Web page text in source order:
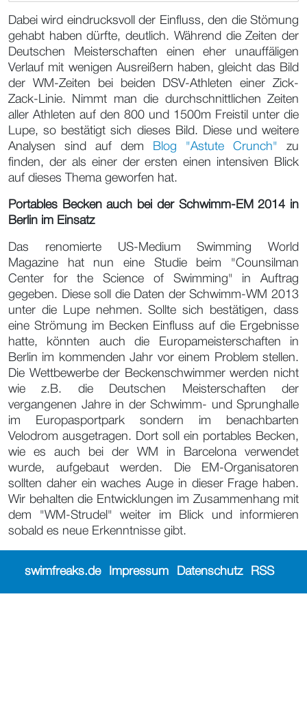
Dabei wird eindrucksvoll der Einfluss, den die Stömung
gehabt haben dürfte, deutlich. Während die Zeiten der
Deutschen Meisterschaften einen eher unauffäligen
Verlauf mit wenigen Ausreißern haben, gleicht das Bild
der WM-Zeiten bei beiden DSV-Athleten einer Zick-
Zack-Linie. Nimmt man die durchschnittlichen Zeiten
aller Athleten auf den 800 und 1500m Freistil unter die
Lupe, so bestätigt sich dieses Bild. Diese und weitere
Analysen sind auf dem
Blog "Astute Crunch"
zu
finden, der als einer der ersten einen intensiven Blick
auf dieses Thema geworfen hat.
Portables Becken auch bei der Schwimm-EM 2014 in
Berlin im Einsatz
Das renomierte US-Medium Swimming World
Magazine hat nun eine Studie beim "Counsilman
Center for the Science of Swimming" in Auftrag
gegeben. Diese soll die Daten der Schwimm-WM 2013
unter die Lupe nehmen. Sollte sich bestätigen, dass
eine Strömung im Becken Einfluss auf die Ergebnisse
hatte, könnten auch die Europameisterschaften in
Berlin im kommenden Jahr vor einem Problem stellen.
Die Wettbewerbe der Beckenschwimmer werden nicht
wie z.B. die Deutschen Meisterschaften der
vergangenen Jahre in der Schwimm- und Sprunghalle
im Europasportpark sondern im benachbarten
Velodrom ausgetragen. Dort soll ein portables Becken,
wie es auch bei der WM in Barcelona verwendet
wurde, aufgebaut werden. Die EM-Organisatoren
sollten daher ein waches Auge in dieser Frage haben.
Wir behalten die Entwicklungen im Zusammenhang mit
dem "WM-Strudel" weiter im Blick und informieren
sobald es neue Erkenntnisse gibt.
swimfreaks.de Impressum Datenschutz RSS